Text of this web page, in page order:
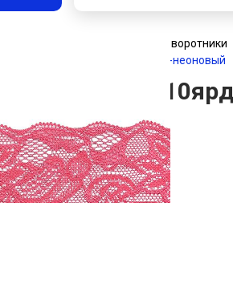
Кружева, гипюр, шитье и воротники
арт.6591 ш.80 мм розово-неоновый